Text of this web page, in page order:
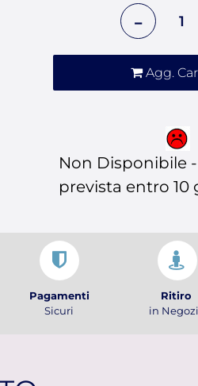
Agg.
Non Disponibile
prevista entro 10
Pagamenti
Sicuri
Ritiro
in